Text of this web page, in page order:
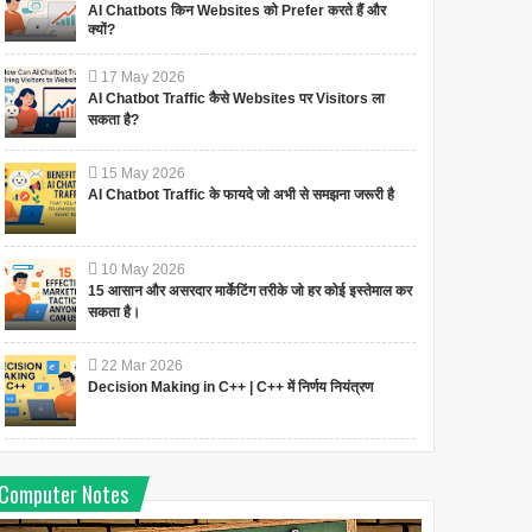
AI Chatbots किन Websites को Prefer करते हैं और
क्यों?
17 May 2026
AI Chatbot Traffic कैसे Websites पर Visitors ला
सकता है?
15 May 2026
AI Chatbot Traffic के फायदे जो अभी से समझना जरूरी है
10 May 2026
15 आसान और असरदार मार्केटिंग तरीके जो हर कोई इस्तेमाल कर
सकता है।
22 Mar 2026
Decision Making in C++ | C++ में निर्णय नियंत्रण
Notes